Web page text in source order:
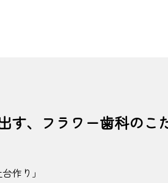
す、フラワー歯科のこ
作り」